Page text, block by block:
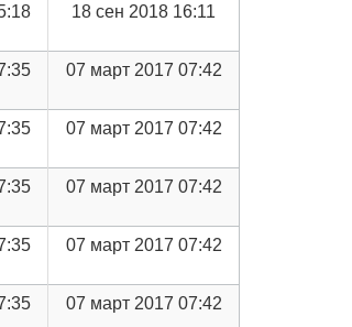
18 сен 2018 16:11
07 март 2017 07:42
07 март 2017 07:42
07 март 2017 07:42
07 март 2017 07:42
07 март 2017 07:42